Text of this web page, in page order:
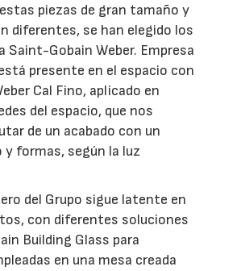
piezas de gran tamaño y
diferentes, se han elegido los
Saint-Gobain Weber. Empresa
presente en el espacio con
Cal Fino, aplicado en
del espacio, que nos
de un acabado con un
y formas, según la luz
del Grupo sigue latente en
con diferentes soluciones
Building Glass para
en una mesa creada